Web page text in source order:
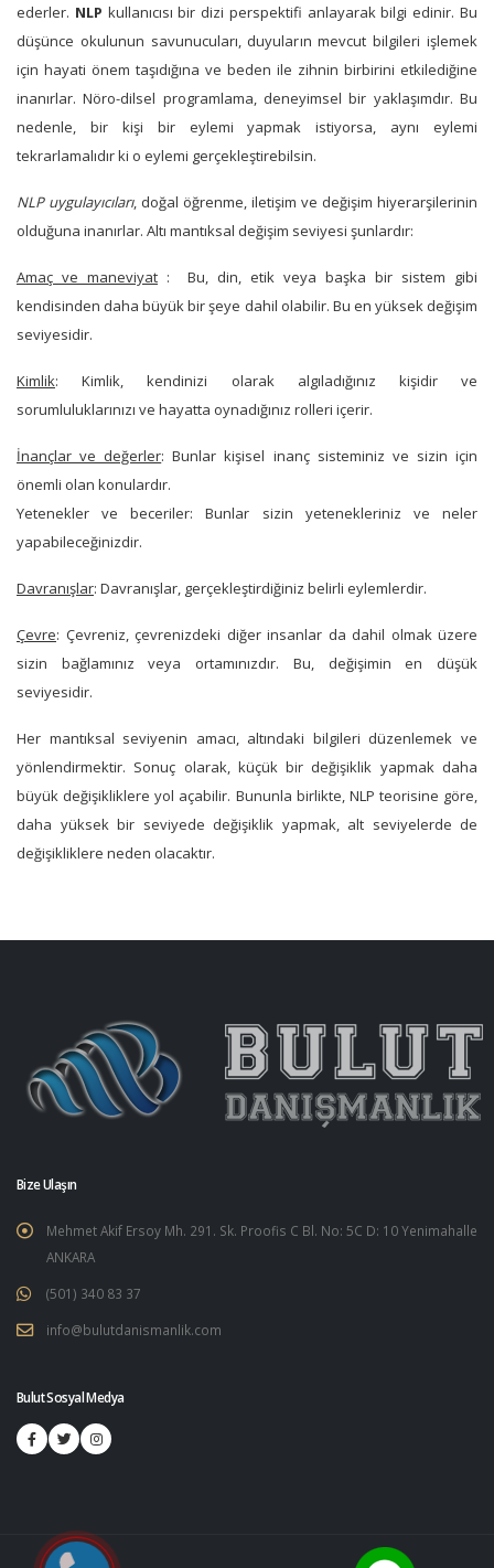
ederler. NLP kullanıcısı bir dizi perspektifi anlayarak bilgi edinir. Bu
düşünce okulunun savunucuları, duyuların mevcut bilgileri işlemek
için hayati önem taşıdığına ve beden ile zihnin birbirini etkilediğine
inanırlar. Nöro-dilsel programlama, deneyimsel bir yaklaşımdır. Bu
nedenle, bir kişi bir eylemi yapmak istiyorsa, aynı eylemi
tekrarlamalıdır ki o eylemi gerçekleştirebilsin.
NLP uygulayıcıları, doğal öğrenme, iletişim ve değişim hiyerarşilerinin
olduğuna inanırlar. Altı mantıksal değişim seviyesi şunlardır:
Amaç ve maneviyat : Bu, din, etik veya başka bir sistem gibi
kendisinden daha büyük bir şeye dahil olabilir. Bu en yüksek değişim
seviyesidir.
Kimlik: Kimlik, kendinizi olarak algıladığınız kişidir ve
sorumluluklarınızı ve hayatta oynadığınız rolleri içerir.
İnançlar ve değerler: Bunlar kişisel inanç sisteminiz ve sizin için
önemli olan konulardır.
Yetenekler ve beceriler: Bunlar sizin yetenekleriniz ve neler
yapabileceğinizdir.
Davranışlar: Davranışlar, gerçekleştirdiğiniz belirli eylemlerdir.
Çevre: Çevreniz, çevrenizdeki diğer insanlar da dahil olmak üzere
sizin bağlamınız veya ortamınızdır. Bu, değişimin en düşük
seviyesidir.
Her mantıksal seviyenin amacı, altındaki bilgileri düzenlemek ve
yönlendirmektir. Sonuç olarak, küçük bir değişiklik yapmak daha
büyük değişikliklere yol açabilir. Bununla birlikte, NLP teorisine göre,
daha yüksek bir seviyede değişiklik yapmak, alt seviyelerde de
değişikliklere neden olacaktır.
Bize Ulaşın
Mehmet Akif Ersoy Mh. 291. Sk. Proofis C Bl. No: 5C D: 10 Yenimahalle
ANKARA
(501) 340 83 37
info@bulutdanismanlik.com
Bulut Sosyal Medya